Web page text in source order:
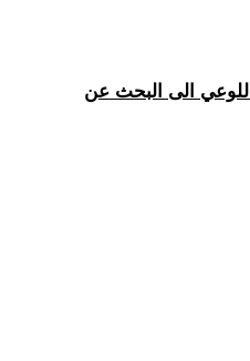
للوعي الى البحث عن